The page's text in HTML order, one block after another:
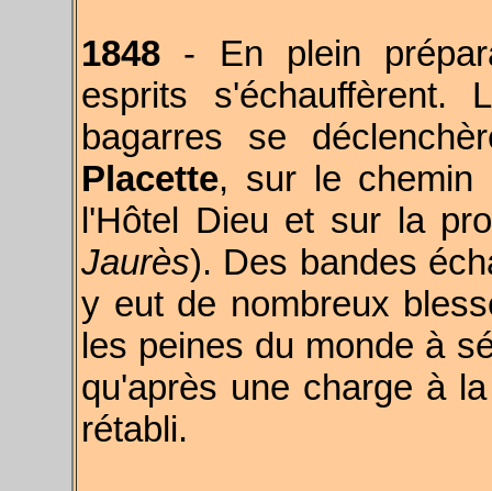
1848 - En plein
esprits
bagarres se
Placette, sur le chemin
l'Hôtel Dieu et sur la
Jaurès). Des bandes
y eut de nombreux
les peines du monde à
qu'après une charge à
rétabli.